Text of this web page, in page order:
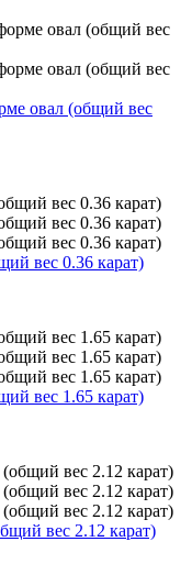
овал (общий вес
вес 0.36 карат)
вес 1.65 карат)
вес 2.12 карат)